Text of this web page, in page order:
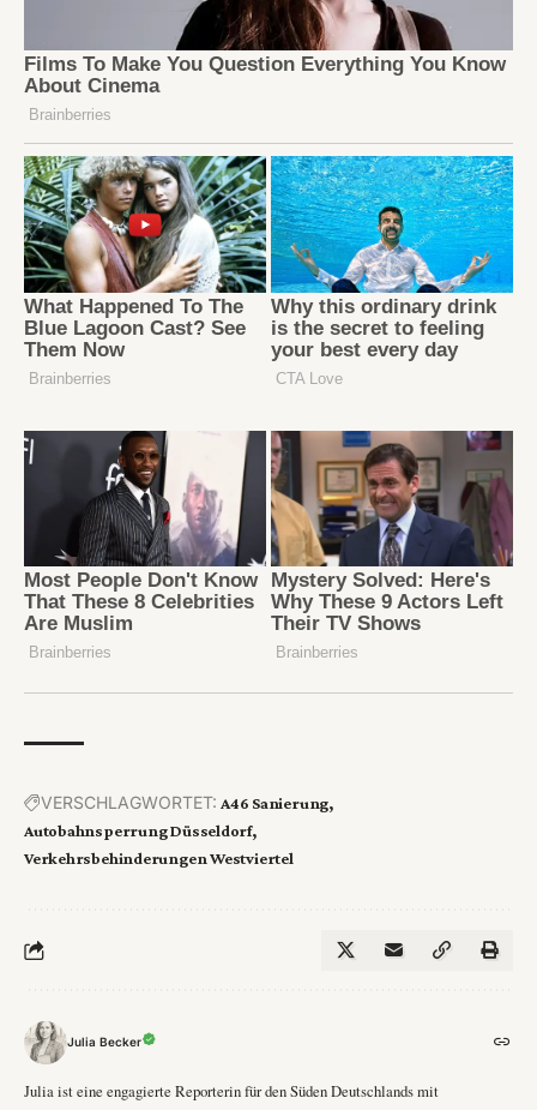
VERSCHLAGWORTET: A46 Sanierung
Autobahnsperrung Düsseldorf
Verkehrsbehinderungen Westviertel
Julia Becker
Julia ist eine engagierte Reporterin für den Süden Deutschlands mit